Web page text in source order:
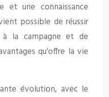
et une connaissance
possible de réussir
la campagne et de
qu’offre la vie
évolution, avec le